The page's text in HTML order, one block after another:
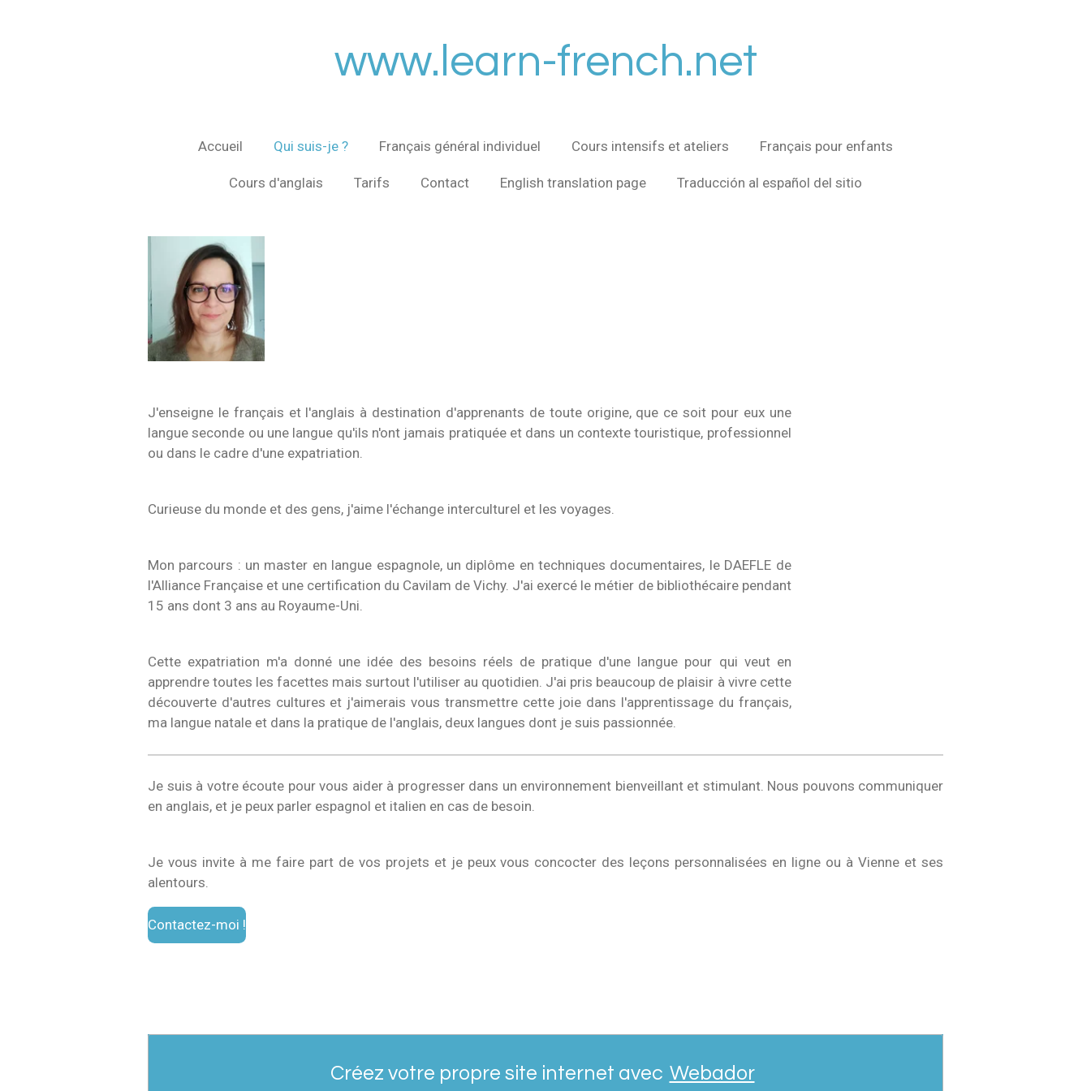
www.learn-french.net
Accueil Qui suis-je ? Français général individuel Cours intensifs et ateliers Français pour enfants
Cours d'anglais Tarifs Contact English translation page Traducción al español del sitio
J'enseigne le français et l'anglais à destination d'apprenants de toute origine, que ce soit pour eux une
langue seconde ou une langue qu'ils n'ont jamais pratiquée et dans un contexte touristique, professionnel
ou dans le cadre d'une expatriation.
Curieuse du monde et des gens, j'aime l'échange interculturel et les voyages.
Mon parcours : un master en langue espagnole, un diplôme en techniques documentaires, le DAEFLE de
l'Alliance Française et une certification du Cavilam de Vichy. J'ai exercé le métier de bibliothécaire pendant
15 ans dont 3 ans au Royaume-Uni.
Cette expatriation m'a donné une idée des besoins réels de pratique d'une langue pour qui veut en
apprendre toutes les facettes mais surtout l'utiliser au quotidien. J'ai pris beaucoup de plaisir à vivre cette
découverte d'autres cultures et j'aimerais vous transmettre cette joie dans l'apprentissage du français,
ma langue natale et dans la pratique de l'anglais, deux langues dont je suis passionnée.
Je suis à votre écoute pour vous aider à progresser dans un environnement bienveillant et stimulant. Nous pouvons communiquer
en anglais, et je peux parler espagnol et italien en cas de besoin.
Je vous invite à me faire part de vos projets et je peux vous concocter des leçons personnalisées en ligne ou à Vienne et ses
alentours.
Contactez-moi !
Créez votre propre site internet avec Webador